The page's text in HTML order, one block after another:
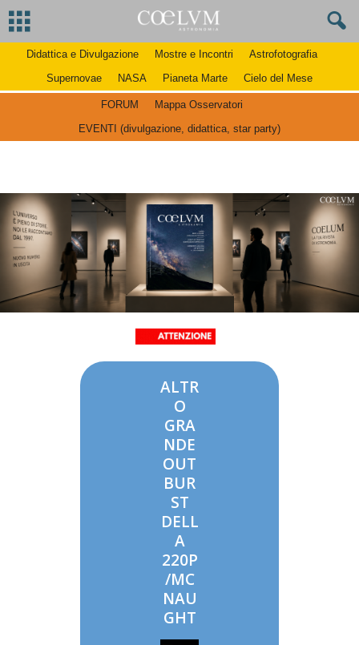
Didattica e Divulgazione Mostre e Incontri
Astrofotografia
Supernovae
NASA Pianeta Marte Cielo del Mese
FORUM
Mappa Osservatori
EVENTI (divulgazione, didattica, star party)
ALTR
O
GRA
NDE
OUT
BUR
ST
DELL
A
220P
/MC
NAU
GHT